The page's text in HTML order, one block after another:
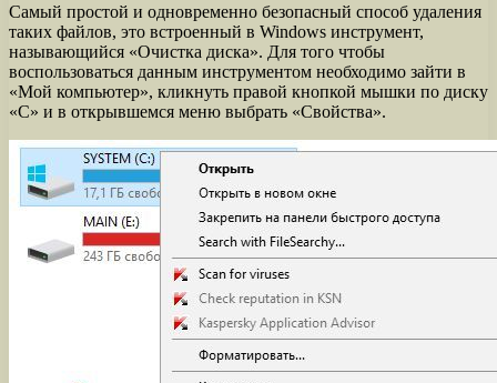
Самый простой и одновременно безопасный способ удаления
таких файлов, это встроенный в Windows инструмент,
называющийся «Очистка диска». Для того чтобы
воспользоваться данным инструментом необходимо зайти в
«Мой компьютер», кликнуть правой кнопкой мышки по диску
«С» и в открывшемся меню выбрать «Свойства».